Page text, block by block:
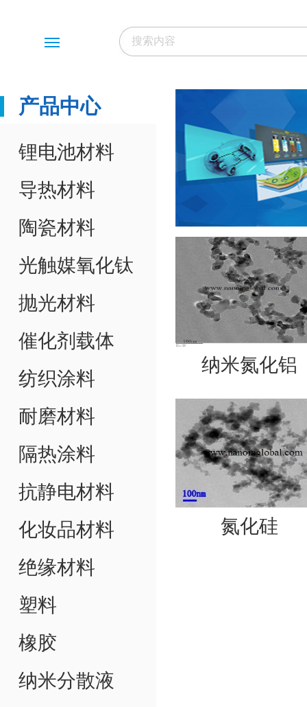
产品中心
锂电池材料
导热材料
陶瓷材料
光触媒氧化钛
抛光材料
催化剂载体
纺织涂料
耐磨材料
隔热涂料
抗静电材料
化妆品材料
绝缘材料
塑料
橡胶
纳米分散液
纳米氮化铝
氮化硅